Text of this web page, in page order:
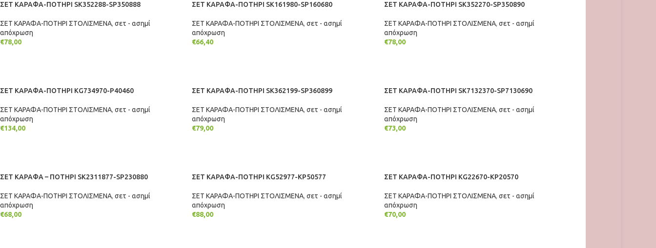
ΣΕΤ ΚΑΡΑΦΑ-ΠΟΤΗΡΙ SK352288-SP350888
ΣΕΤ ΚΑΡΑΦΑ-ΠΟΤΗΡΙ ΣΤΟΛΙΣΜΕΝΑ, σετ - ασημί
απόχρωση
€78,00
ΣΕΤ ΚΑΡΑΦΑ-ΠΟΤΗΡΙ SK161980-SP160680
ΣΕΤ ΚΑΡΑΦΑ-ΠΟΤΗΡΙ ΣΤΟΛΙΣΜΕΝΑ, σετ - ασημί
απόχρωση
€66,40
ΣΕΤ ΚΑΡΑΦΑ-ΠΟΤΗΡΙ SK352270-SP350890
ΣΕΤ ΚΑΡΑΦΑ-ΠΟΤΗΡΙ ΣΤΟΛΙΣΜΕΝΑ, σετ - ασημί
απόχρωση
€78,00
ΣΕΤ ΚΑΡΑΦΑ-ΠΟΤΗΡΙ KG734970-P40460
ΣΕΤ ΚΑΡΑΦΑ-ΠΟΤΗΡΙ ΣΤΟΛΙΣΜΕΝΑ, σετ - ασημί
απόχρωση
€134,00
ΣΕΤ ΚΑΡΑΦΑ-ΠΟΤΗΡΙ SK362199-SP360899
ΣΕΤ ΚΑΡΑΦΑ-ΠΟΤΗΡΙ ΣΤΟΛΙΣΜΕΝΑ, σετ - ασημί
απόχρωση
€79,00
ΣΕΤ ΚΑΡΑΦΑ-ΠΟΤΗΡΙ SK7132370-SP7130690
ΣΕΤ ΚΑΡΑΦΑ-ΠΟΤΗΡΙ ΣΤΟΛΙΣΜΕΝΑ, σετ - ασημί
απόχρωση
€73,00
ΣΕΤ ΚΑΡΑΦΑ – ΠΟΤΗΡΙ SK2311877-SP230880
ΣΕΤ ΚΑΡΑΦΑ-ΠΟΤΗΡΙ ΣΤΟΛΙΣΜΕΝΑ, σετ - ασημί
απόχρωση
€68,00
ΣΕΤ ΚΑΡΑΦΑ-ΠΟΤΗΡΙ KG52977-KP50577
ΣΕΤ ΚΑΡΑΦΑ-ΠΟΤΗΡΙ ΣΤΟΛΙΣΜΕΝΑ, σετ - ασημί
απόχρωση
€88,00
ΣΕΤ ΚΑΡΑΦΑ-ΠΟΤΗΡΙ KG22670-KP20570
ΣΕΤ ΚΑΡΑΦΑ-ΠΟΤΗΡΙ ΣΤΟΛΙΣΜΕΝΑ, σετ - ασημί
απόχρωση
€70,00